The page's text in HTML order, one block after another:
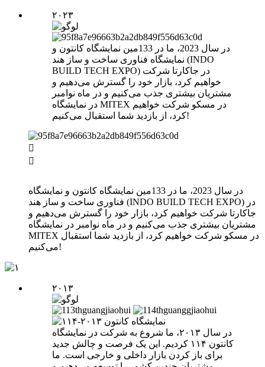
۲۰۲۳
در سال 2023، ما در 133مین نمایشگاه کانتون و
نمایشگاه فناوری ساخت و ساز هند (INDO
BUILD TECH EXPO) در جاکارتا شرکت
خواهیم کرد، بازار خود را گسترش می‌دهیم و
مشتریان بیشتری جذب می‌کنیم و در ماه نوامبر
در نمایشگاه MITEX در مسکو شرکت خواهیم
کرد، از بازدید شما استقبال می‌کنیم!


در سال 2023، ما در 133مین نمایشگاه کانتون و نمایشگاه
فناوری ساخت و ساز هند (INDO BUILD TECH EXPO) در
جاکارتا شرکت خواهیم کرد، بازار خود را گسترش می‌دهیم و
مشتریان بیشتری جذب می‌کنیم و در ماه نوامبر در نمایشگاه
MITEX در مسکو شرکت خواهیم کرد، از بازدید شما استقبال
می‌کنیم!
۲۰۱۳
در سال ۲۰۱۳، ما شروع به شرکت در نمایشگاه
کانتون ۱۱۴ کردیم. این یک فرصت و چالش جدید
برای باز کردن بازار داخلی و خارجی است. ما